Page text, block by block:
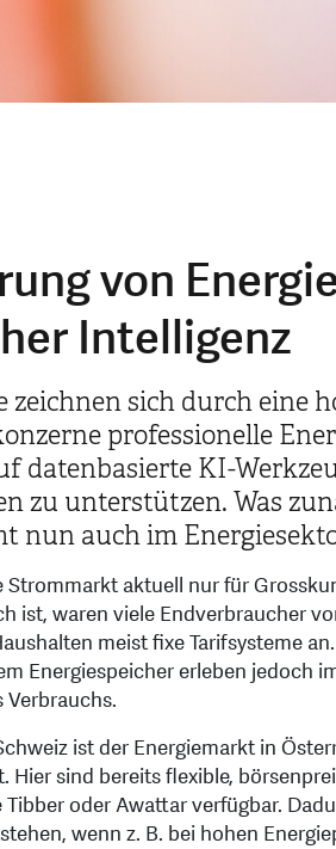
von
Intelligenz
zeichnen sich durch eine
profes­sionelle
daten­basierte KI-
zu unter­stützen. Was
nun auch im
Strommarkt aktuell nur für
ist, waren viele Endverbraucher
meist fixe Tarifsysteme
Energiespeicher erleben jedoch
Verbrauchs.
ist der Energiemarkt in
Hier sind bereits flexible,
oder Awattar verfügbar.
wenn z. B. bei hohen